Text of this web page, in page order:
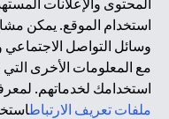
المحتوى والإعلانات
استخدام الموقع. يمكن
وسائل التواصل الاجتماعي
مع المعلومات الأخرى
استخدامك لخدماتهم.
ملفات تعريف الارتباط
فرع سيتي بنك إن إيه -
الإمارات العربية المتحدة
سيتي بنك إن إيه الإمارات
الاستشارات المالية
20200000097